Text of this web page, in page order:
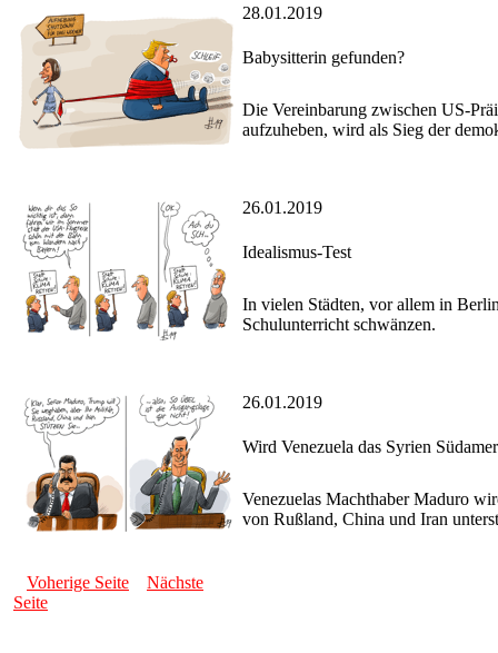
28.01.2019
Babysitterin gefunden?
Die Vereinbarung zwischen US-
aufzuheben, wird als Sieg der
26.01.2019
Idealismus-Test
In vielen Städten, vor allem in
Schulunterricht schwänzen.
26.01.2019
Wird Venezuela das Syrien
Venezuelas Machthaber Maduro
von Rußland, China und Iran
Voherige Seite
Nächste
Seite